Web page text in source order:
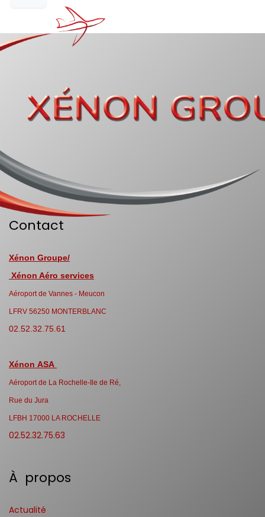
Contact
Xénon Groupe/
Xénon Aéro services
Aéroport de Vannes - Meucon
LFRV 56250 MONTERBLANC
02.52.32.75.61
Xénon ASA
Aéroport de La Rochelle-Ile de Ré,
Rue du Jura
LFBH 17000 LA ROCHELLE
02.52.32.75.63
À propos
Actualité